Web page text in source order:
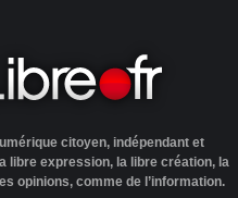
citoyen, indépendant et
libre expression, la libre création, la
opinions, comme de l’information.